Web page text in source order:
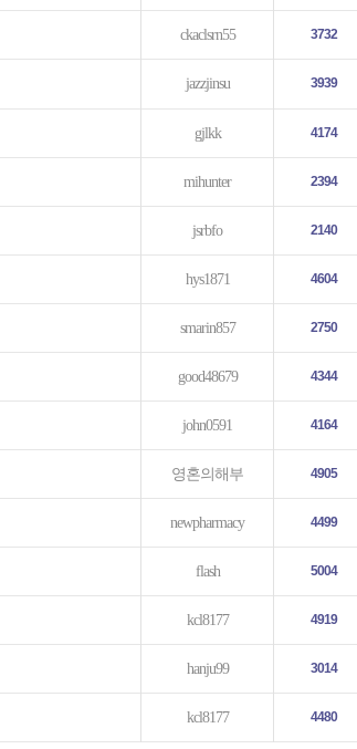
ckaclsrn55 3732
jazzjinsu 3939
gjlkk 4174
mihunter 2394
jsrbfo 2140
hys1871 4604
smarin857 2750
good48679 4344
john0591 4164
영혼의해부 4905
newpharmacy 4499
flash 5004
kcl8177 4919
hanju99 3014
kcl8177 4480